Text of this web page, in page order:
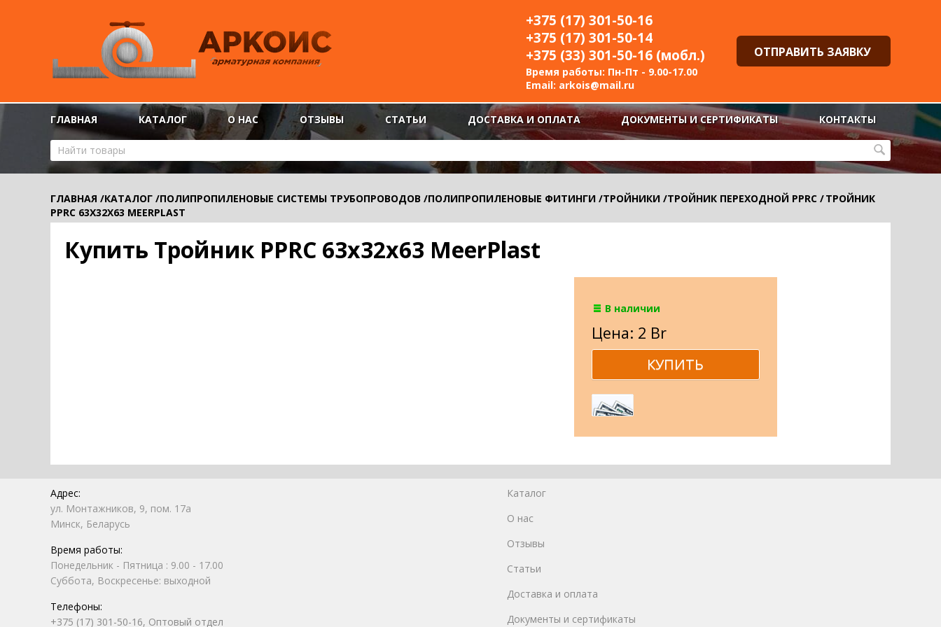
+375 (17) 301-50-16
+375 (17) 301-50-14
+375 (33) 301-50-16 (мобл.)
Время работы: Пн-Пт - 9.00-17.00
Email: arkois@mail.ru
ОТПРАВИТЬ ЗАЯВКУ
ГЛАВНАЯ КАТАЛОГ О НАС ОТЗЫВЫ СТАТЬИ ДОСТАВКА И ОПЛАТА ДОКУМЕНТЫ И СЕРТИФИКАТЫ КОНТАКТЫ
ГЛАВНАЯ /КАТАЛОГ /ПОЛИПРОПИЛЕНОВЫЕ СИСТЕМЫ ТРУБОПРОВОДОВ /ПОЛИПРОПИЛЕНОВЫЕ ФИТИНГИ /ТРОЙНИКИ /ТРОЙНИК ПЕРЕХОДНОЙ PPRC /ТРОЙНИК
PPRС 63Х32Х63 MEERPLAST
Купить Тройник PPRС 63х32х63 MeerPlast
В наличии
Цена: 2 Br
Адрес:
ул. Монтажников, 9, пом. 17а
Минск, Беларусь
Время работы:
Понедельник - Пятница : 9.00 - 17.00
Суббота, Воскресенье: выходной
Телефоны:
+375 (17) 301-50-16, Оптовый отдел
Каталог
О нас
Отзывы
Статьи
Доставка и оплата
Документы и сертификаты